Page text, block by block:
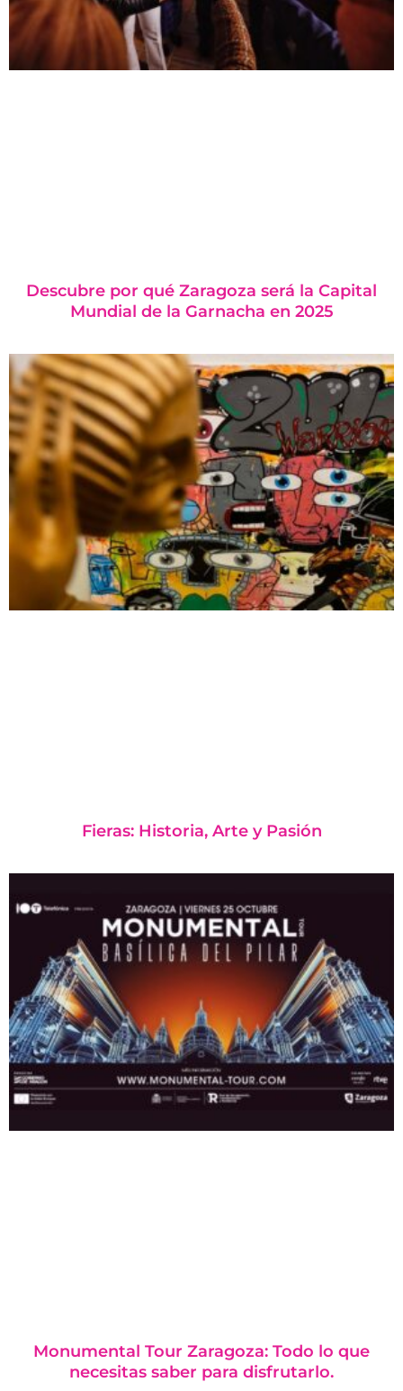
Descubre por qué Zaragoza será la Capital
Mundial de la Garnacha en 2025
Fieras: Historia, Arte y Pasión
Monumental Tour Zaragoza: Todo lo que
necesitas saber para disfrutarlo.